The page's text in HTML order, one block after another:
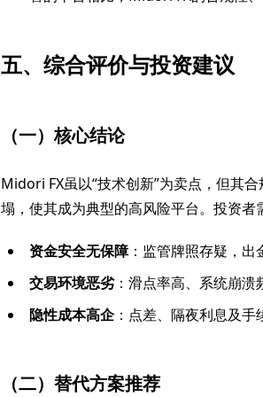
五、综合评价与投资建议
（一）核心结论
Midori FX虽以“技术创新”为卖点，但其
塌，使其成为典型的高风险平台。投资者
资金安全无保障：监管牌照存疑，出
交易环境恶劣：滑点率高、系统崩溃
隐性成本高企：点差、隔夜利息及手
（二）替代方案推荐